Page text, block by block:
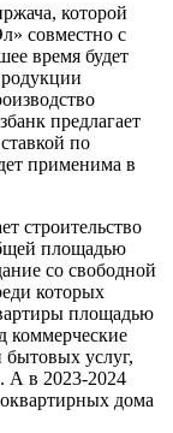
которой
совместно с
время будет
предлагает
по
применима в
строительство
площадью
со свободной
которых
площадью
коммерческие
услуг,
А в 2023-2024
дома